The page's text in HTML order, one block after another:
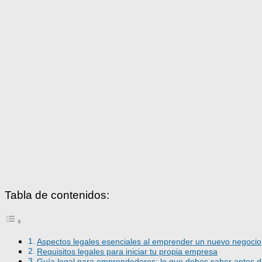
Tabla de contenidos:
Aspectos legales esenciales al emprender un nuevo negocio
Requisitos legales para iniciar tu propia empresa